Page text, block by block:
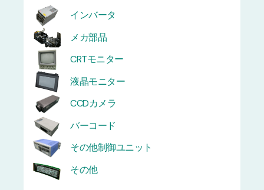
インバータ
メカ部品
CRTモニター
液晶モニター
CCDカメラ
バーコード
その他制御ユニット
その他